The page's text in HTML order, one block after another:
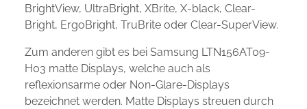
BrightView, UltraBright, XBrite, X-black, Clear-
Bright, ErgoBright, TruBrite oder Clear-SuperView.
Zum anderen gibt es bei Samsung LTN156AT09-
H03 matte Displays, welche auch als
reflexionsarme oder Non-Glare-Displays
bezeichnet werden. Matte Displays streuen durch